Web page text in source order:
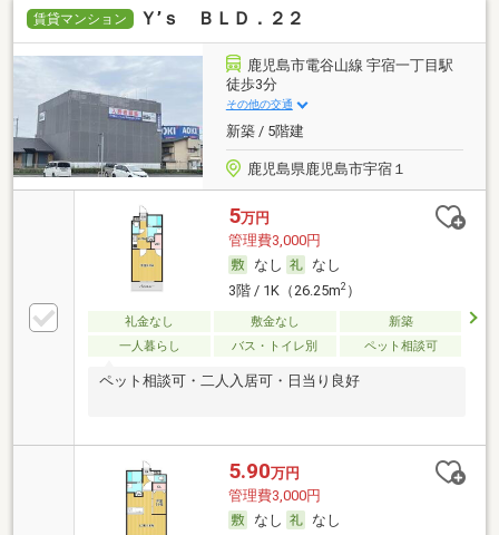
賃貸マンション Ｙ’ｓ ＢＬＤ．２２
鹿児島市電谷山線 宇宿一丁目駅
徒歩3分
その他の交通
新築 / 5階建
鹿児島県鹿児島市宇宿１
5万円
管理費3,000円
なし
なし
3階 / 1K（26.25m2）
礼金なし 敷金なし
新築
一人暮らし
バス・トイレ別 ペット相談可
ペット相談可・二人入居可・日当り良好
5.90万円
管理費3,000円
なし
なし